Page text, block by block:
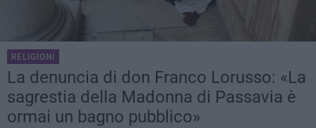
RELIGIONI
La denuncia di don Franco Lorusso: «La
sagrestia della Madonna di Passavia è
ormai un bagno pubblico»